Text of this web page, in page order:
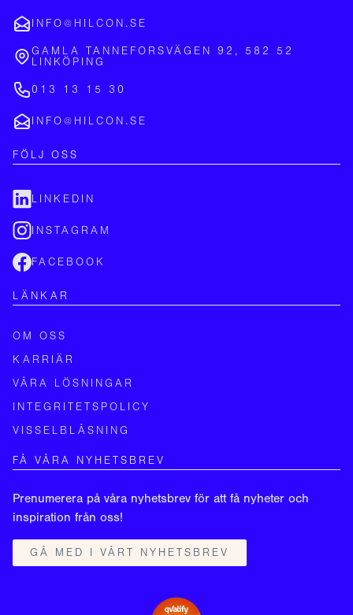
INFO@HILCON.SE
GAMLA TANNEFORSVÄGEN 92, 582 52
LINKÖPING
013 13 15 30
INFO@HILCON.SE
FÖLJ OSS
LINKEDIN
INSTAGRAM
FACEBOOK
LÄNKAR
OM OSS
KARRIÄR
VÅRA LÖSNINGAR
INTEGRITETSPOLICY
VISSELBLÅSNING
FÅ VÅRA NYHETSBREV
Prenumerera på våra nyhetsbrev för att få nyheter och
inspiration från oss!
GÅ MED I VÅRT NYHETSBREV